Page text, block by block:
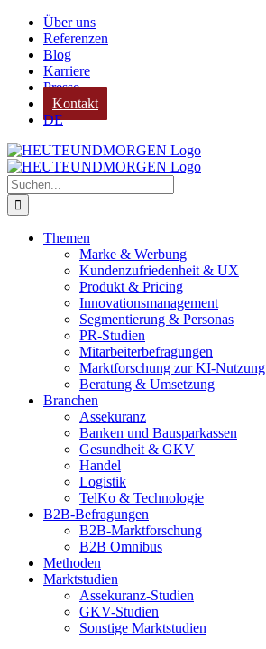
Zum
Inhalt
springen
Über uns
Referenzen
Blog
Karriere
Presse
Kontakt
DE
Suche
nach:
Themen
Marke & Werbung
Kundenzufriedenheit & UX
Produkt & Pricing
Innovationsmanagement
Segmentierung & Personas
PR-Studien
Mitarbeiterbefragungen
Marktforschung zur KI-Nutzung
Beratung & Umsetzung
Branchen
Assekuranz
Banken und Bausparkassen
Gesundheit & GKV
Handel
Logistik
TelKo & Technologie
B2B-Befragungen
B2B-Marktforschung
B2B Omnibus
Methoden
Marktstudien
Assekuranz-Studien
GKV-Studien
Sonstige Marktstudien